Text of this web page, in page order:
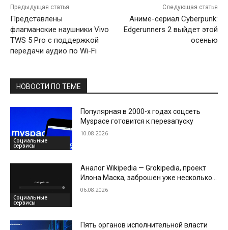
Предыдущая статья
Представлены
флагманские наушники Vivo
TWS 5 Pro с поддержкой
передачи аудио по Wi-Fi
Следующая статья
Аниме-сериал Cyberpunk:
Edgerunners 2 выйдет этой
осенью
НОВОСТИ ПО ТЕМЕ
Социальные
сервисы
Популярная в 2000-х годах соцсеть
Myspace готовится к перезапуску
10.08.2026
Социальные
сервисы
Аналог Wikipedia — Grokipedia, проект
Илона Маска, заброшен уже несколько
месяцев
06.08.2026
Пять органов исполнительной власти